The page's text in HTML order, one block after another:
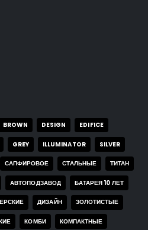
BROWN DESIGN EDIFICE
GREY ILLUMINATOR SILVER
САПФИРОВОЕ СТАЛЬНЫЕ ТИТАН
АВТОПОДЗАВОД БАТАРЕЯ 10 ЛЕТ
ДИЗАЙН ЗОЛОТИСТЫЕ
КОМБИ КОМПАКТНЫЕ